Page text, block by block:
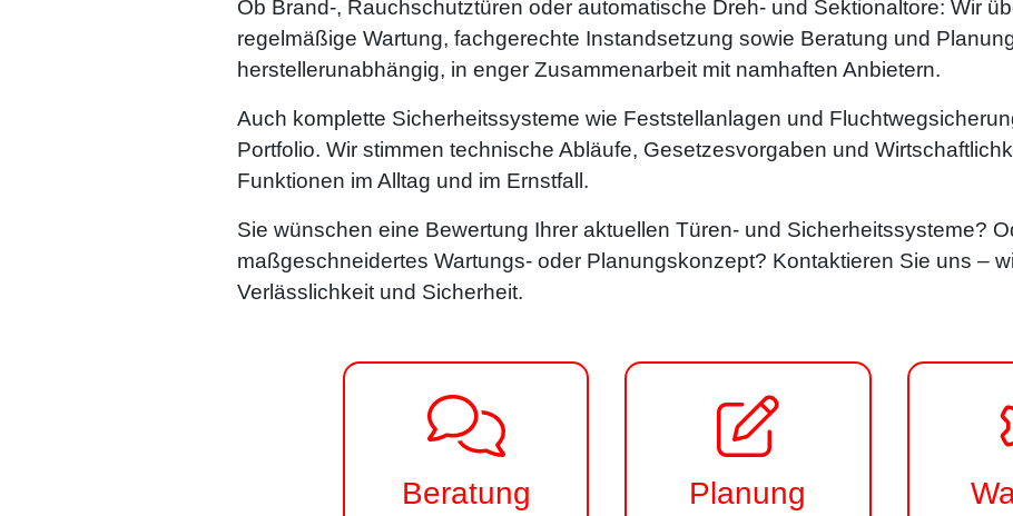
Ob Brand‑, Rauchschutztüren oder automatische Dreh‑ und Sektionaltore: Wir
regelmäßige Wartung, fachgerechte Instandsetzung sowie Beratung und
herstellerunabhängig, in enger Zusammenarbeit mit namhaften Anbietern.
Auch komplette Sicherheitssysteme wie Feststellanlagen und
Portfolio. Wir stimmen technische Abläufe, Gesetzesvorgaben und
Funktionen im Alltag und im Ernstfall.
Sie wünschen eine Bewertung Ihrer aktuellen Türen- und Sicherheitssysteme?
maßgeschneidertes Wartungs- oder Planungskonzept? Kontaktieren Sie uns –
Verlässlichkeit und Sicherheit.
Beratung Planung